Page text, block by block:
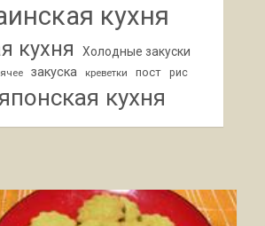
кухня
кухня Холодные закуски
закуска креветки пост рис
кухня